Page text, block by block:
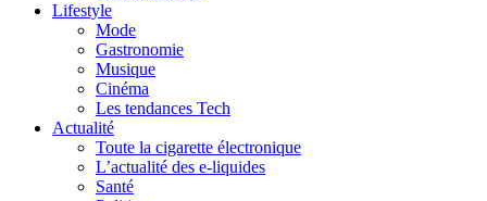
Lifestyle
Mode
Gastronomie
Musique
Cinéma
Les tendances Tech
Actualité
Toute la cigarette électronique
L’actualité des e-liquides
Santé